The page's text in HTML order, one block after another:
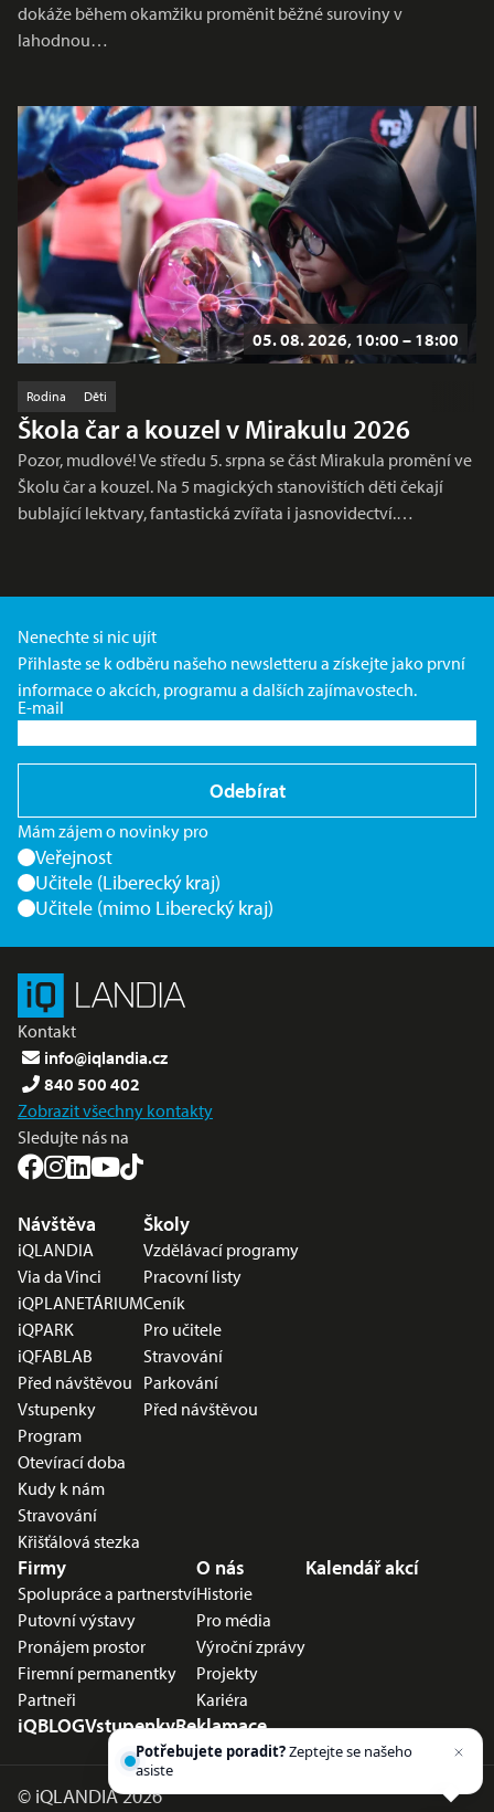
dokáže během okamžiku proměnit běžné suroviny v
lahodnou…
05. 08. 2026, 10:00 – 18:00
Rodina Děti
Škola čar a kouzel v Mirakulu 2026
Pozor, mudlové! Ve středu 5. srpna se část Mirakula promění ve
Školu čar a kouzel. Na 5 magických stanovištích děti čekají
bublající lektvary, fantastická zvířata i jasnovidectví.…
Nenechte si nic ujít
Přihlaste se k odběru našeho newsletteru a získejte jako první
informace o akcích, programu a dalších zajímavostech.
E-mail
Odebírat
Mám zájem o novinky pro
Veřejnost
Učitele (Liberecký kraj)
Učitele (mimo Liberecký kraj)
Kontakt
info@iqlandia.cz
840 500 402
Zobrazit všechny kontakty
Sledujte nás na
Nabídka v zápatí
Návštěva
iQLANDIA
Via da Vinci
iQPLANETÁRIUM
iQPARK
iQFABLAB
Před návštěvou
Vstupenky
Program
Otevírací doba
Kudy k nám
Stravování
Křišťálová stezka
Školy
Vzdělávací programy
Pracovní listy
Ceník
Pro učitele
Stravování
Parkování
Před návštěvou
Firmy
Spolupráce a partnerství
Putovní výstavy
Pronájem prostor
Firemní permanentky
Partneři
O nás
Historie
Pro média
Výroční zprávy
Projekty
Kariéra
Kalendář akcí
iQBLOGVstupenkyReklamace
© iQLANDIA 2026
Potřebujete poradit?Zeptejte se našeho
asistenta